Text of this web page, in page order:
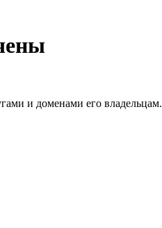
и доменами его владельцам.